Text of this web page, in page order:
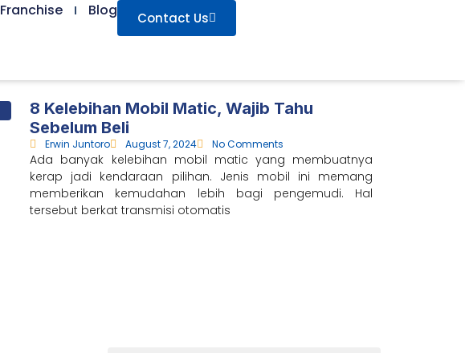
Franchise Blog Contact Us
8 Kelebihan Mobil Matic, Wajib Tahu
Sebelum Beli
Erwin Juntoro August 7, 2024 No Comments
Ada banyak kelebihan mobil matic yang membuatnya
kerap jadi kendaraan pilihan. Jenis mobil ini memang
memberikan kemudahan lebih bagi pengemudi. Hal
tersebut berkat transmisi otomatis